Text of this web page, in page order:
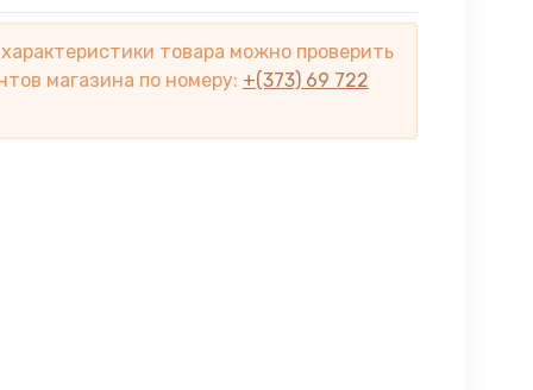
товара можно проверить
магазина по номеру: +(373) 69 722